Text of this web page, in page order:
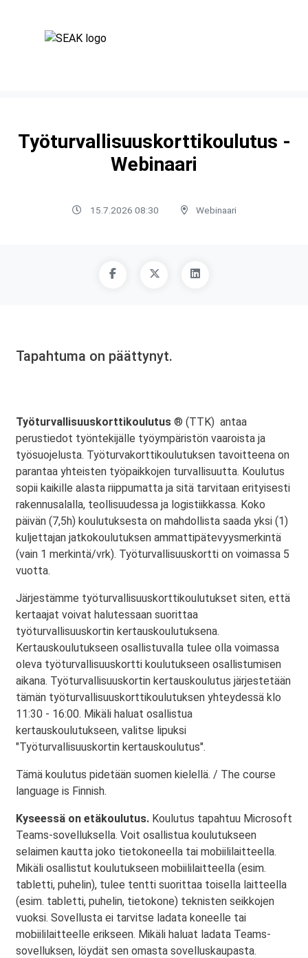
Työturvallisuuskorttikoulutus -
Webinaari
15.7.2026 08:30 Webinaari
Tapahtuma on päättynyt.
Työturvallisuuskorttikoulutus ® (TTK) antaa
perustiedot työntekijälle työympäristön vaaroista ja
työsuojelusta. Työturvakorttikoulutuksen tavoitteena on
parantaa yhteisten työpaikkojen turvallisuutta. Koulutus
sopii kaikille alasta riippumatta ja sitä tarvitaan erityisesti
rakennusalalla, teollisuudessa ja logistiikkassa. Koko
päivän (7,5h) koulutuksesta on mahdollista saada yksi (1)
kuljettajan jatkokoulutuksen ammattipätevyysmerkintä
(vain 1 merkintä/vrk). Työturvallisuuskortti on voimassa 5
vuotta.
Järjestämme työturvallisuuskorttikoulutukset siten, että
kertaajat voivat halutessaan suorittaa
työturvallisuuskortin kertauskoulutuksena.
Kertauskoulutukseen osallistuvalla tulee olla voimassa
oleva työturvallisuuskortti koulutukseen osallistumisen
aikana. Työturvallisuuskortin kertauskoulutus järjestetään
tämän työturvallisuuskorttikoulutuksen yhteydessä klo
11:30 - 16:00. Mikäli haluat osallistua
kertauskoulutukseen, valitse lipuksi
"Työturvallisuuskortin kertauskoulutus".
Tämä koulutus pidetään suomen kielellä. / The course
language is Finnish.
Kyseessä on etäkoulutus. Koulutus tapahtuu Microsoft
Teams-sovelluksella. Voit osallistua koulutukseen
selaimen kautta joko tietokoneella tai mobiililaitteella.
Mikäli osallistut koulutukseen mobiililaitteella (esim.
tabletti, puhelin), tulee tentti suorittaa toisella laitteella
(esim. tabletti, puhelin, tietokone) teknisten seikkojen
vuoksi. Sovellusta ei tarvitse ladata koneelle tai
mobiililaitteelle erikseen. Mikäli haluat ladata Teams-
sovelluksen, löydät sen omasta sovelluskaupasta.